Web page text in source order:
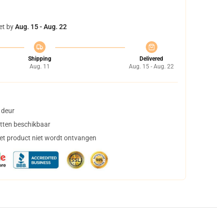
byAug. 15 - Aug. 22
Shipping
Aug. 11
Delivered
Aug. 15 - Aug. 22
beschikbaar
product niet wordt ontvangen